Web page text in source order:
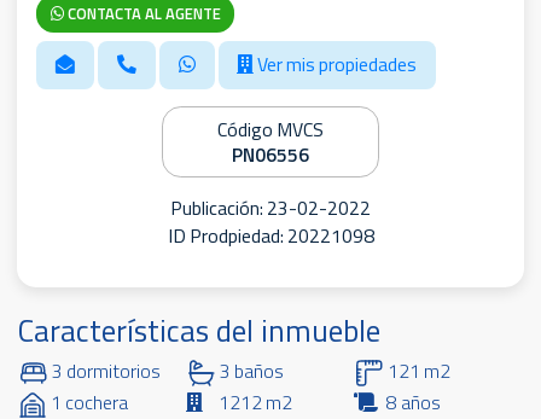
CONTACTA AL AGENTE
Ver mis propiedades
Código MVCS
PN06556
Publicación: 23-02-2022
ID Prodpiedad: 20221098
Características del inmueble
3 dormitorios 3 baños
121 m2
1 cochera
1212 m2
8 años